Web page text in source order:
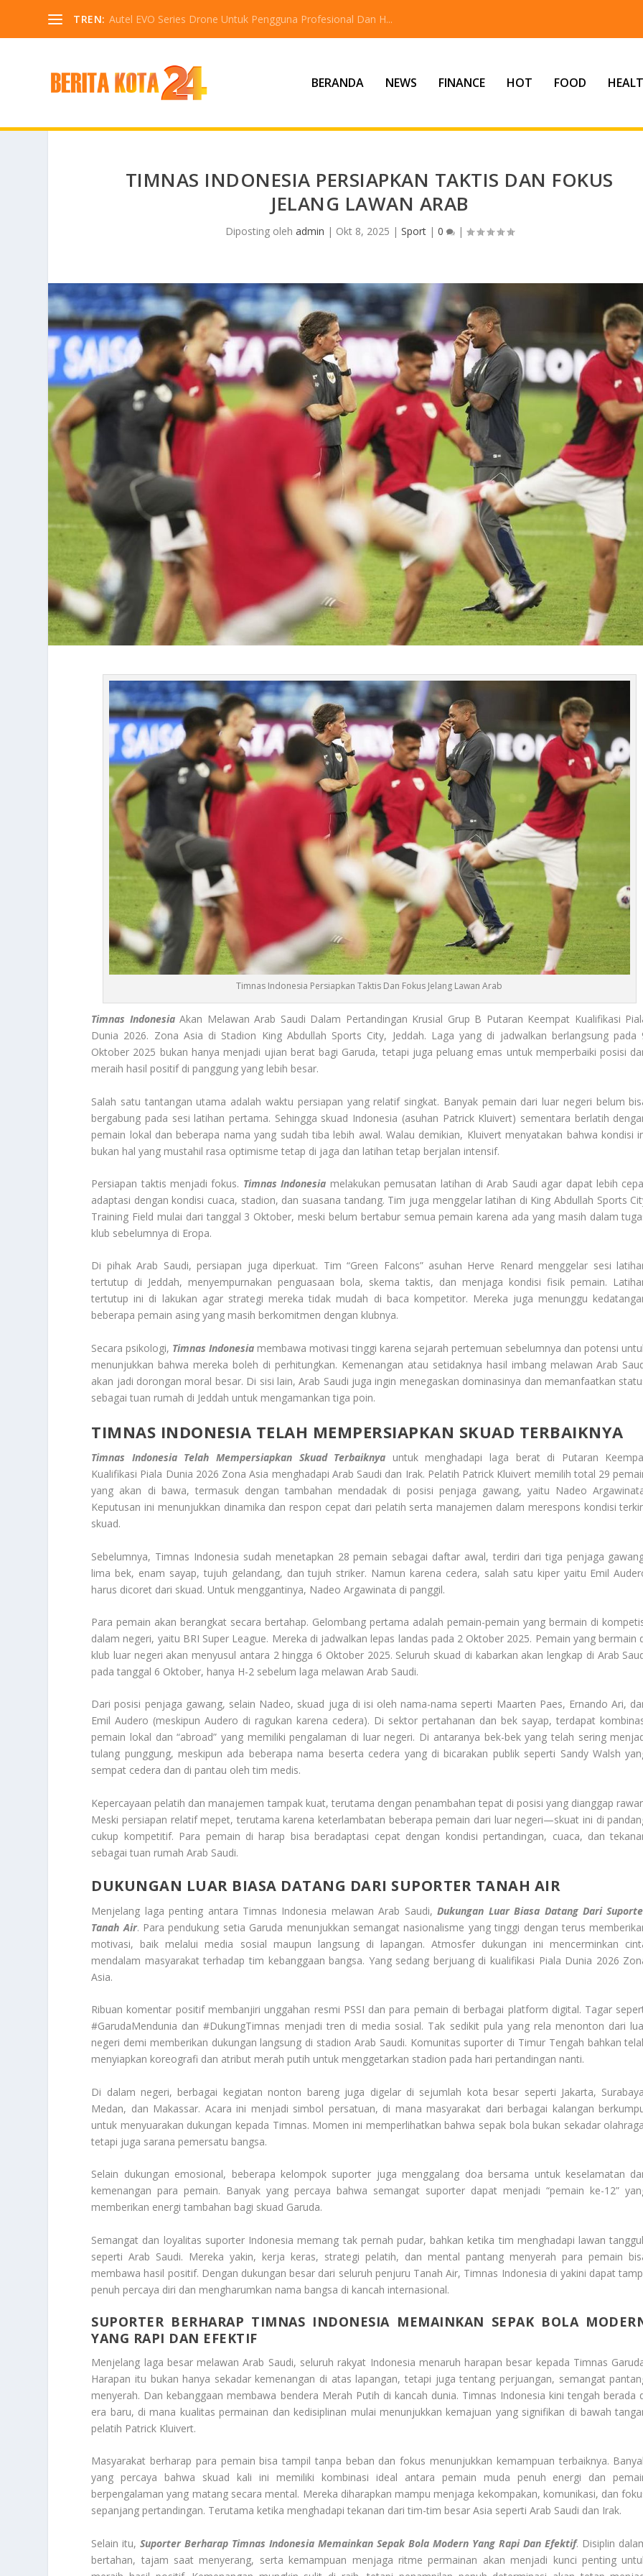
TREN: Autel EVO Series Drone Untuk Pengguna Profesional Dan H...
BERANDA NEWS FINANCE HOT FOOD
TIMNAS INDONESIA PERSIAPKAN TAKTIS DAN FOKUS
JELANG LAWAN ARAB
Diposting oleh admin | Okt 8, 2025 | Sport| 0 |
Timnas Indonesia Persiapkan Taktis Dan Fokus Jelang Lawan Arab
Timnas IndonesiaAkan Melawan Arab Saudi Dalam Pertandingan Krusial Grup B Putaran Keempat Kualifikasi
Dunia 2026. Zona Asia di Stadion King Abdullah Sports City, Jeddah. Laga yang di jadwal­kan berlangsung pada
Oktober 2025 bukan hanya menjadi ujian berat bagi Garuda, tetapi juga peluang emas untuk memperbaiki posisi
meraih hasil positif di panggung yang lebih besar.
Salah satu tantangan utama adalah waktu persiapan yang relatif singkat. Banyak pemain dari luar negeri belum
bergabung pada sesi latihan pertama. Sehingga skuad Indonesia (asuhan Patrick Kluivert) sementara berlatih
pemain lokal dan beberapa nama yang sudah tiba lebih awal. Walau demikian, Kluivert menyatakan bahwa kondisi
bukan hal yang mustahil rasa optimisme tetap di jaga dan latihan tetap berjalan intensif.
Persiapan taktis menjadi fokus. Timnas Indonesia melakukan pemusatan latihan di Arab Saudi agar dapat lebih
adaptasi dengan kondisi cuaca, stadion, dan suasana tandang. Tim juga menggelar latihan di King Abdullah Sports
Training Field mulai dari tanggal 3 Oktober, meski belum bertabur semua pemain karena ada yang masih dalam
klub sebelumnya di Eropa.
Di pihak Arab Saudi, persiapan juga diperkuat. Tim “Green Falcons” asuhan Herve Renard menggelar sesi
tertutup di Jeddah, menyempurnakan penguasaan bola, skema taktis, dan menjaga kondisi fisik pemain.
tertutup ini di lakukan agar strategi mereka tidak mudah di baca kompetitor. Mereka juga menunggu
beberapa pemain asing yang masih berkomitmen dengan klubnya.
Secara psikologi, Timnas Indonesia membawa motivasi tinggi karena sejarah pertemuan sebelumnya dan potensi
menunjukkan bahwa mereka boleh di perhitungkan. Kemenangan atau setidaknya hasil imbang melawan Arab
akan jadi dorongan moral besar. Di sisi lain, Arab Saudi juga ingin menegaskan dominasinya dan memanfaatkan
sebagai tuan rumah di Jeddah untuk mengamankan tiga poin.
TIMNAS INDONESIA TELAH MEMPERSIAPKAN SKUAD TERBAIKNYA
Timnas Indonesia Telah Mempersiapkan Skuad Terbaiknya untuk menghadapi laga berat di Putaran
Kualifikasi Piala Dunia 2026 Zona Asia menghadapi Arab Saudi dan Irak. Pelatih Patrick Kluivert memilih total 29
yang akan di bawa, termasuk dengan tambahan mendadak di posisi penjaga gawang, yaitu Nadeo
Keputusan ini menunjukkan dinamika dan respon cepat dari pelatih serta manajemen dalam merespons kondisi
skuad.
Sebelumnya, Timnas Indonesia sudah menetapkan 28 pemain sebagai daftar awal, terdiri dari tiga penjaga
lima bek, enam sayap, tujuh gelandang, dan tujuh striker. Namun karena cedera, salah satu kiper yaitu Emil
harus dicoret dari skuad. Untuk menggantinya, Nadeo Argawinata di panggil.
Para pemain akan berangkat secara bertahap. Gelombang pertama adalah pemain-pemain yang bermain di
dalam negeri, yaitu BRI Super League. Mereka di jadwalkan lepas landas pada 2 Oktober 2025. Pemain yang bermain
klub luar negeri akan menyusul antara 2 hingga 6 Oktober 2025. Seluruh skuad di kabarkan akan lengkap di Arab
pada tanggal 6 Oktober, hanya H-2 sebelum laga melawan Arab Saudi.
Dari posisi penjaga gawang, selain Nadeo, skuad juga di isi oleh nama-nama seperti Maarten Paes, Ernando Ari,
Emil Audero (meskipun Audero di ragukan karena cedera). Di sektor pertahanan dan bek sayap, terdapat
pemain lokal dan “abroad” yang memiliki pengalaman di luar negeri. Di antaranya bek-bek yang telah sering
tulang punggung, meskipun ada beberapa nama beserta cedera yang di bicarakan publik seperti Sandy Walsh
sempat cedera dan di pantau oleh tim medis.
Kepercayaan pelatih dan manajemen tampak kuat, terutama dengan penambahan tepat di posisi yang dianggap
Meski persiapan relatif mepet, terutama karena keterlambatan beberapa pemain dari luar negeri—skuat ini di
cukup kompetitif. Para pemain di harap bisa beradaptasi cepat dengan kondisi pertandingan, cuaca, dan
sebagai tuan rumah Arab Saudi.
DUKUNGAN LUAR BIASA DATANG DARI SUPORTER TANAH AIR
Menjelang laga penting antara Timnas Indonesia melawan Arab Saudi,Dukungan Luar Biasa Datang Dari
Tanah Air. Para pendukung setia Garuda menunjukkan semangat nasionalisme yang tinggi dengan terus
motivasi, baik melalui media sosial maupun langsung di lapangan. Atmosfer dukungan ini mencerminkan
mendalam masyarakat terhadap tim kebanggaan bangsa. Yang sedang berjuang di kualifikasi Piala Dunia 2026
Asia.
Ribuan komentar positif membanjiri unggahan resmi PSSI dan para pemain di berbagai platform digital. Tagar
#GarudaMendunia dan #DukungTimnas menjadi tren di media sosial. Tak sedikit pula yang rela menonton dari
negeri demi memberikan dukungan langsung di stadion Arab Saudi. Komunitas suporter di Timur Tengah bahkan
menyiapkan koreografi dan atribut merah putih untuk menggetarkan stadion pada hari pertandingan nanti.
Di dalam negeri, berbagai kegiatan nonton bareng juga digelar di sejumlah kota besar seperti Jakarta,
Medan, dan Makassar. Acara ini menjadi simbol persatuan, di mana masyarakat dari berbagai kalangan
untuk menyuarakan dukungan kepada Timnas. Momen ini memperlihatkan bahwa sepak bola bukan sekadar
tetapi juga sarana pemersatu bangsa.
Selain dukungan emosional, beberapa kelompok suporter juga menggalang doa bersama untuk keselamatan
kemenangan para pemain. Banyak yang percaya bahwa semangat suporter dapat menjadi “pemain ke-12”
memberikan energi tambahan bagi skuad Garuda.
Semangat dan loyalitas suporter Indonesia memang tak pernah pudar, bahkan ketika tim menghadapi lawan
seperti Arab Saudi. Mereka yakin, kerja keras, strategi pelatih, dan mental pantang menyerah para pemain
membawa hasil positif. Dengan dukungan besar dari seluruh penjuru Tanah Air, Timnas Indonesia di yakini dapat
penuh percaya diri dan mengharumkan nama bangsa di kancah internasional.
SUPORTER BERHARAP TIMNAS INDONESIA MEMAINKAN SEPAK BOLA
YANG RAPI DAN EFEKTIF
Menjelang laga besar melawan Arab Saudi, seluruh rakyat Indonesia menaruh harapan besar kepada Timnas
Harapan itu bukan hanya sekadar kemenangan di atas lapangan, tetapi juga tentang perjuangan, semangat
menyerah. Dan kebanggaan membawa bendera Merah Putih di kancah dunia. Timnas Indonesia kini tengah berada
era baru, di mana kualitas permainan dan kedisiplinan mulai menunjukkan kemajuan yang signifikan di bawah
pelatih Patrick Kluivert.
Masyarakat berharap para pemain bisa tampil tanpa beban dan fokus menunjukkan kemampuan terbaiknya.
yang percaya bahwa skuad kali ini memiliki kombinasi ideal antara pemain muda penuh energi dan
berpengalaman yang matang secara mental. Mereka diharapkan mampu menjaga kekompakan, komunikasi, dan
sepanjang pertandingan. Terutama ketika menghadapi tekanan dari tim-tim besar Asia seperti Arab Saudi dan Irak.
Selain itu,Suporter Berharap Timnas Indonesia Memainkan Sepak Bola Modern Yang Rapi Dan Efektif. Disiplin
bertahan, tajam saat menyerang, serta kemampuan menjaga ritme permainan akan menjadi kunci penting